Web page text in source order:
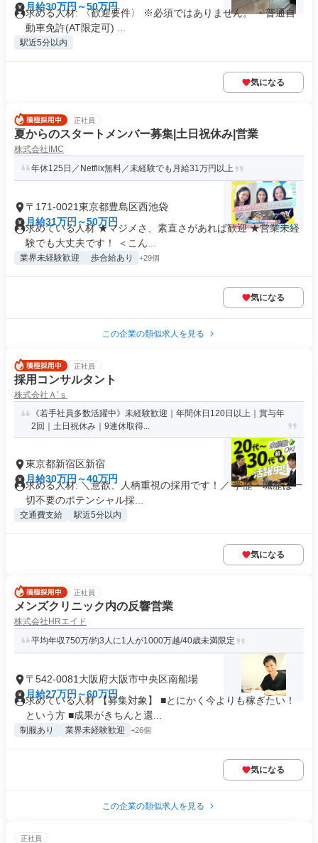
月給30万円～50万円
求める人材: 〈歓迎要件〉 ※必須ではありません。 ・普通自
動車免許(AT限定可) ...
駅近5分以内
気になる
正社員
夏からのスタートメンバー募集|土日祝休み|営業
株式会社IMC
年休125日／Netflix無料／未経験でも月給31万円以上
〒171-0021東京都豊島区西池袋
月給31万円～50万円
求めている人材 ★マジメさ、素直さがあれば歓迎 ★営業未経
験でも大丈夫です！ ＜こん...
業界未経験歓迎 歩合給あり +29個
気になる
この企業の類似求人を見る
正社員
採用コンサルタント
株式会社Ａ’ｓ
《若手社員多数活躍中》未経験歓迎｜年間休日120日以上｜賞与年
2回｜土日祝休み｜9連休取得...
東京都新宿区新宿
月給30万円～40万円
求める人材: ＼意欲、人柄重視の採用です！／ 学歴・職歴は一
切不要のポテンシャル採...
交通費支給 駅近5分以内
気になる
正社員
メンズクリニック内の反響営業
株式会社HRエイド
平均年収750万/約3人に1人が1000万越/40歳未満限定
〒542-0081大阪府大阪市中央区南船場
月給27万円～60万円
求めている人材 【募集対象】 ■とにかく今よりも稼ぎたい！
という方 ■成果がきちんと還...
制服あり 業界未経験歓迎 +26個
気になる
この企業の類似求人を見る
正社員